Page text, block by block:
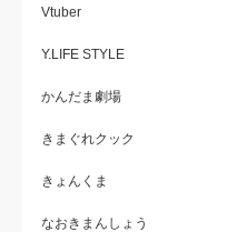
Vtuber
Y.LIFE STYLE
かんだま劇場
きまぐれクック
きょんくま
なおきまんしょう